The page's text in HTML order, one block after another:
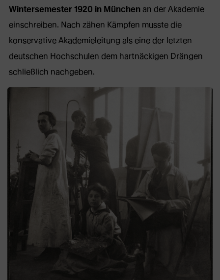
Wintersemester 1920 in Münchenan der Akademie
einschreiben. Nach zähen Kämpfen musste die
konservative Akademieleitung als eine der letzten
deutschen Hochschulen dem hartnäckigen Drängen
schließlich nachgeben.